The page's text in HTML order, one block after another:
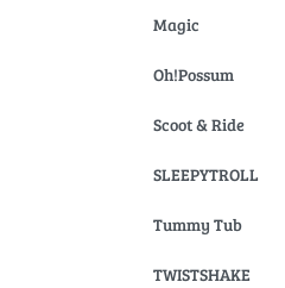
Magic
Oh!Possum
Scoot & Ride
SLEEPYTROLL
Tummy Tub
TWISTSHAKE